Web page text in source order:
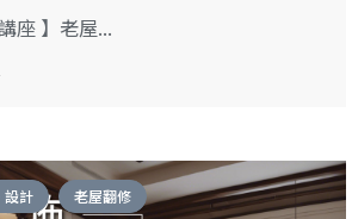
座 】老屋...
設計 老屋翻修